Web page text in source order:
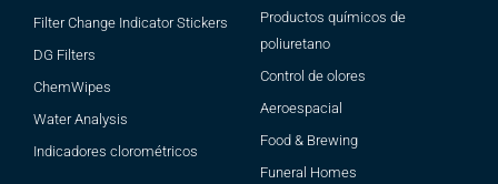
Filter Change Indicator Stickers
DG Filters
ChemWipes
Water Analysis
Indicadores clorométricos
Productos químicos de
poliuretano
Control de olores
Aeroespacial
Food & Brewing
Funeral Homes